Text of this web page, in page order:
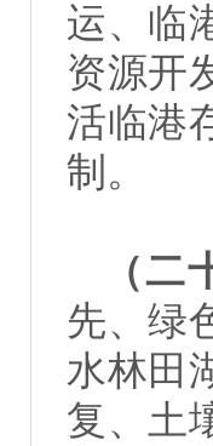
运、临
资源开
活临港
制。
（
先、绿
水林田
复、土